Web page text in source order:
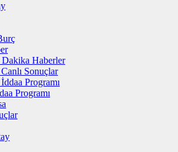
Haberler
Sonuçlar
Programı
Programı